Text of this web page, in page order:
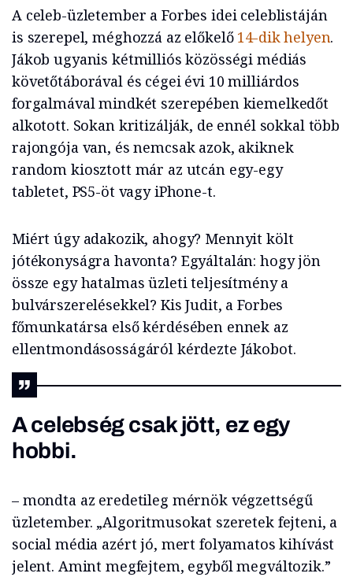
A celeb-üzletember a Forbes idei celeblistáján
is szerepel, méghozzá az előkelő 14-dik helyen.
Jákob ugyanis kétmilliós közösségi médiás
követőtáborával és cégei évi 10 milliárdos
forgalmával mindkét szerepében kiemelkedőt
alkotott. Sokan kritizálják, de ennél sokkal több
rajongója van, és nemcsak azok, akiknek
random kiosztott már az utcán egy-egy
tabletet, PS5-öt vagy iPhone-t.
Miért úgy adakozik, ahogy? Mennyit költ
jótékonyságra havonta? Egyáltalán: hogy jön
össze egy hatalmas üzleti teljesítmény a
bulvárszerelésekkel? Kis Judit, a Forbes
főmunkatársa első kérdésében ennek az
ellentmondásosságáról kérdezte Jákobot.
A celebség csak jött, ez egy
hobbi.
– mondta az eredetileg mérnök végzettségű
üzletember. „Algoritmusokat szeretek fejteni, a
social média azért jó, mert folyamatos kihívást
jelent. Amint megfejtem, egyből megváltozik.”